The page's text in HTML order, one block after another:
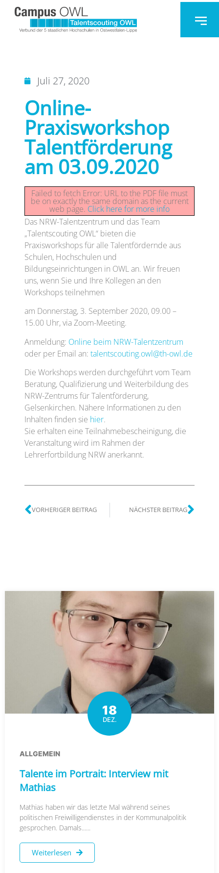
Juli 27, 2020
Online-
Praxisworkshop
Talentförderung
am 03.09.2020
Failed to fetch Error: URL to the PDF file must
be on exactly the same domain as the current
web page. Click here for more info
Das NRW-Talentzentrum und das Team
„Talentscouting OWL“ bieten die
Praxisworkshops für alle Talentfördernde aus
Schulen, Hochschulen und
Bildungseinrichtungen in OWL an. Wir freuen
uns, wenn Sie und Ihre Kollegen an den
Workshops teilnehmen
am Donnerstag, 3. September 2020, 09.00 –
15.00 Uhr, via Zoom-Meeting.
Anmeldung: Online beim NRW-Talentzentrum
oder per Email an: talentscouting.owl@th-owl.de
Die Workshops werden durchgeführt vom Team
Beratung, Qualifizierung und Weiterbildung des
NRW-Zentrums für Talentförderung,
Gelsenkirchen. Nähere Informationen zu den
Inhalten finden sie hier.
Sie erhalten eine Teilnahmebescheinigung, die
Veranstaltung wird im Rahmen der
Lehrerfortbildung NRW anerkannt.
VORHERIGER BEITRAG NÄCHSTER BEITRAG
18
DEZ.
ALLGEMEIN
Talente im Portrait: Interview mit
Mathias
Mathias haben wir das letzte Mal während seines
politischen Freiwilligendienstes in der Kommunalpolitik
gesprochen. Damals......
Weiterlesen